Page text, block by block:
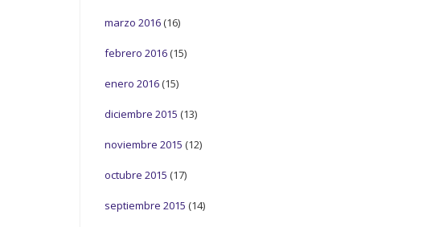
marzo 2016 (16)
febrero 2016 (15)
enero 2016 (15)
diciembre 2015 (13)
noviembre 2015 (12)
octubre 2015 (17)
septiembre 2015 (14)